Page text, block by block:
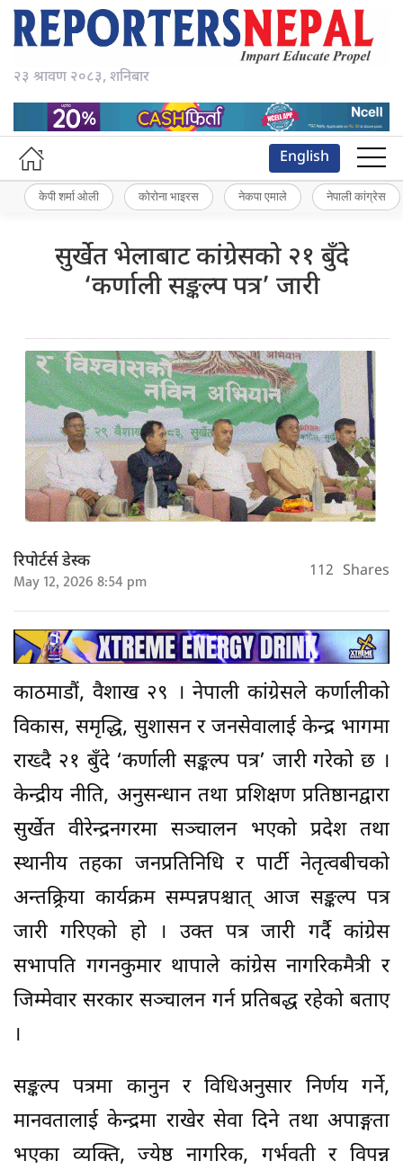
२३ श्रावण २०८३, शनिबार
English
केपी शर्मा ओली कोरोना भाइरस नेकपा एमाले नेपाली कांग्रेस
सुर्खेत भेलाबाट कांग्रेसको २१ बुँदे
‘कर्णाली सङ्कल्प पत्र’ जारी
रिपोर्टर्स डेस्क
May 12, 2026 8:54 pm 112 Shares
काठमाडौं, वैशाख २९ । नेपाली कांग्रेसले कर्णालीको
विकास, समृद्धि, सुशासन र जनसेवालाई केन्द्र भागमा
राख्दै २१ बुँदे ‘कर्णाली सङ्कल्प पत्र’ जारी गरेको छ ।
केन्द्रीय नीति, अनुसन्धान तथा प्रशिक्षण प्रतिष्ठानद्वारा
सुर्खेत वीरेन्द्रनगरमा सञ्चालन भएको प्रदेश तथा
स्थानीय तहका जनप्रतिनिधि र पार्टी नेतृत्वबीचको
अन्तक्र्रिया कार्यक्रम सम्पन्नपश्चात् आज सङ्कल्प पत्र
जारी गरिएको हो । उक्त पत्र जारी गर्दै कांग्रेस
सभापति गगनकुमार थापाले कांग्रेस नागरिकमैत्री र
जिम्मेवार सरकार सञ्चालन गर्न प्रतिबद्ध रहेको बताए
।
सङ्कल्प पत्रमा कानुन र विधिअनुसार निर्णय गर्ने,
मानवतालाई केन्द्रमा राखेर सेवा दिने तथा अपाङ्गता
भएका व्यक्ति, ज्येष्ठ नागरिक, गर्भवती र विपन्न